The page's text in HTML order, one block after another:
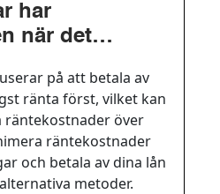
har
när det
på att betala av
ränta först, vilket kan
räntekostnader över
räntekostnader
och betala av dina lån
metoder.